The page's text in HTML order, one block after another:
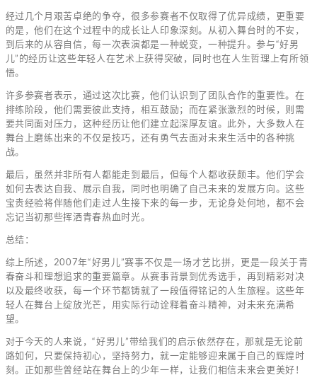
经过几个月艰苦卓绝的争夺，很多参赛者不仅取得了优异成绩，更重要
的是，他们在这个过程中的成长让人印象深刻。从初入舞台时的不安，
到后来的从容自信，每一次表演都是一种蜕变，一种提升。参与“好男
儿”的经历让这些年轻人在艺术上获得突破，同时也在人生哲理上有所领
悟。
许多参赛者表示，通过这次比赛，他们认识到了团队合作的重要性。在
排练阶段，他们需要彼此支持，相互鼓励；而在紧张激烈的时候，则需
要共同面对压力，这种经历让他们建立起深厚友谊。此外，大多数人在
舞台上磨练出来的不仅是技巧，还有勇气去面对未来生活中的各种挑
战。
最后，虽然并非所有人都能走到最后，但每个人都收获颇丰。他们学会
如何去表达自我、展示自我，同时也明确了自己未来的发展方向。这些
宝贵经验将伴随他们走过人生接下来的每一步，无论身处何地，都不会
忘记当初那些挥洒青春热血时光。
总结：
综上所述，2007年“好男儿”赛事不仅是一场才艺比拼，更是一段关于青
春奋斗和理想追求的重要篇章。从赛事背景到优秀选手，再到精彩对决
以及最终收获，每一个环节都铸就了一段值得铭记的人生旅程。这些年
轻人在舞台上绽放光芒，用实际行动诠释着奋斗精神，对未来充满希
望。
对于今天的人来说，“好男儿”带给我们的启示依然存在，那就是无论前
路如何，只要保持初心，坚持努力，就一定能够迎来属于自己的辉煌时
刻。正如那些曾经站在舞台上的少年一样，让我们相信未来会更美好！